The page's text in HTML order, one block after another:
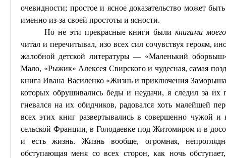
очевидности; простое и ясное доказательство может
именно из-за своей простоты и ясности.
Но не эти прекрасные книги были книгами
читал и перечитывал, изо всех сил сочувствуя героям,
жалобной детской литературы — «Маленький оборвыш
Мало, «Рыжик» Алексея Свирского и чудесная, самая
книга Ивана Василенко «Жизнь и приключения Заморыша
которых обрушивались беды и неудачи, я следил за их
гневался на их обидчиков, радовался хоть малейшей
всех этих книг развертывались в совершенно чужой
сельской Франции, вГолодаевке под Житомиром и в
и есть жизнь. Жизнь вообще, огромная,
обступающая меня со всех сторон, как ночь